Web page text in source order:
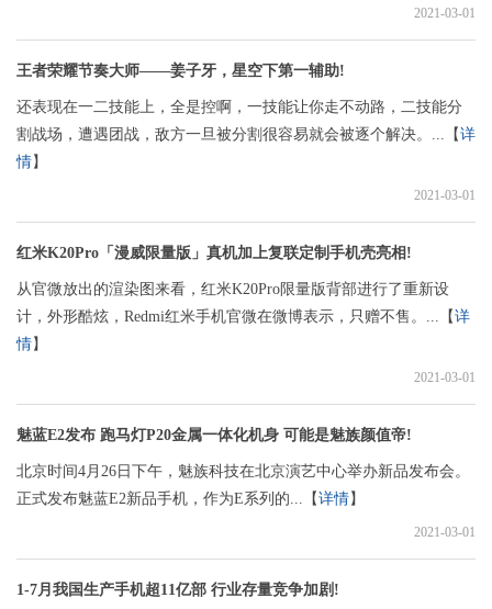
2021-03-01
王者荣耀节奏大师——姜子牙，星空下第一辅助!
还表现在一二技能上，全是控啊，一技能让你走不动路，二技能分
割战场，遭遇团战，敌方一旦被分割很容易就会被逐个解决。...【详
情】
2021-03-01
红米K20Pro「漫威限量版」真机加上复联定制手机壳亮相!
从官微放出的渲染图来看，红米K20Pro限量版背部进行了重新设
计，外形酷炫，Redmi红米手机官微在微博表示，只赠不售。...【详
情】
2021-03-01
魅蓝E2发布 跑马灯P20金属一体化机身 可能是魅族颜值帝!
北京时间4月26日下午，魅族科技在北京演艺中心举办新品发布会。
正式发布魅蓝E2新品手机，作为E系列的...【详情】
2021-03-01
1-7月我国生产手机超11亿部 行业存量竞争加剧!